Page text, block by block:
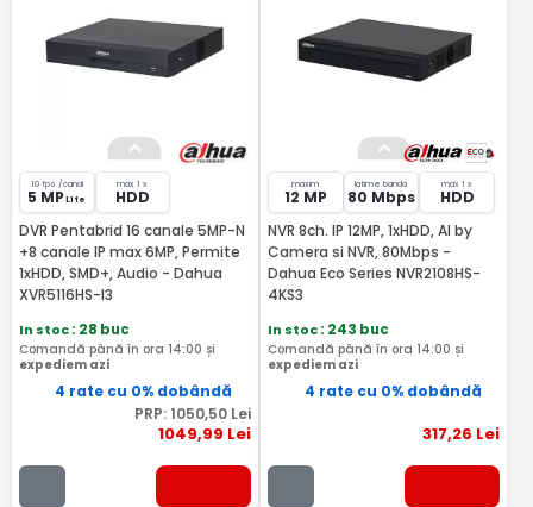
10 fps /canal
5 MP Lite
max 1 x
HDD
DVR Pentabrid 16 canale 5MP-N
+8 canale IP max 6MP, Permite
1xHDD, SMD+, Audio - Dahua
XVR5116HS-I3
In stoc: 28 buc
Comandă până în ora 14:00 și
expediem azi
4 rate cu 0% dobândă
PRP: 1050,50Lei
1049,99 Lei
maxim
12 MP
latime banda
80 Mbps
max 1 x
HDD
NVR 8ch. IP 12MP, 1xHDD, AI by
Camera si NVR, 80Mbps -
Dahua Eco Series NVR2108HS-
4KS3
In stoc: 243 buc
Comandă până în ora 14:00 și
expediem azi
4 rate cu 0% dobândă
317,26 Lei